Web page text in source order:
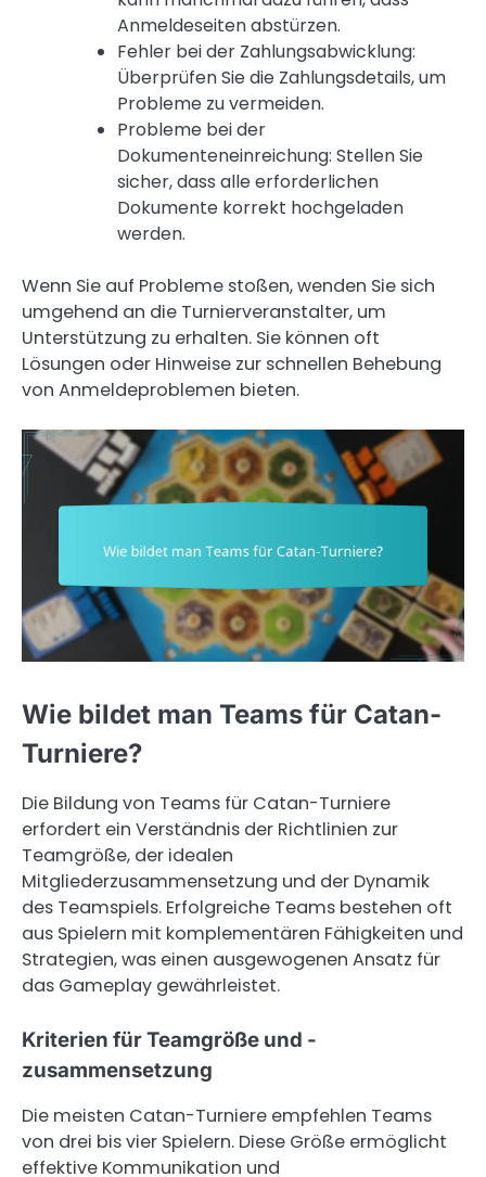
Anmeldeseiten abstürzen.
Fehler bei der Zahlungsabwicklung:
Überprüfen Sie die Zahlungsdetails, um
Probleme zu vermeiden.
Probleme bei der
Dokumenteneinreichung: Stellen Sie
sicher, dass alle erforderlichen
Dokumente korrekt hochgeladen
werden.
Wenn Sie auf Probleme stoßen, wenden Sie sich
umgehend an die Turnierveranstalter, um
Unterstützung zu erhalten. Sie können oft
Lösungen oder Hinweise zur schnellen Behebung
von Anmeldeproblemen bieten.
Wie bildet man Teams für Catan-
Turniere?
Die Bildung von Teams für Catan-Turniere
erfordert ein Verständnis der Richtlinien zur
Teamgröße, der idealen
Mitgliederzusammensetzung und der Dynamik
des Teamspiels. Erfolgreiche Teams bestehen oft
aus Spielern mit komplementären Fähigkeiten und
Strategien, was einen ausgewogenen Ansatz für
das Gameplay gewährleistet.
Kriterien für Teamgröße und -
zusammensetzung
Die meisten Catan-Turniere empfehlen Teams
von drei bis vier Spielern. Diese Größe ermöglicht
effektive Kommunikation und